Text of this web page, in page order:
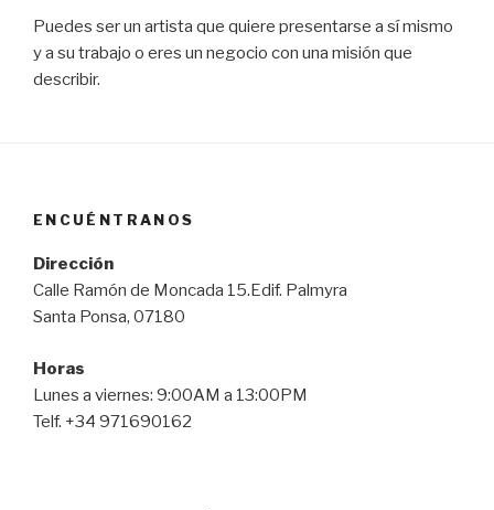
Puedes ser un artista que quiere presentarse a sí mismo
y a su trabajo o eres un negocio con una misión que
describir.
ENCUÉNTRANOS
Dirección
Calle Ramón de Moncada 15.Edif. Palmyra
Santa Ponsa, 07180
Horas
Lunes a viernes: 9:00AM a 13:00PM
Telf. +34 971690162